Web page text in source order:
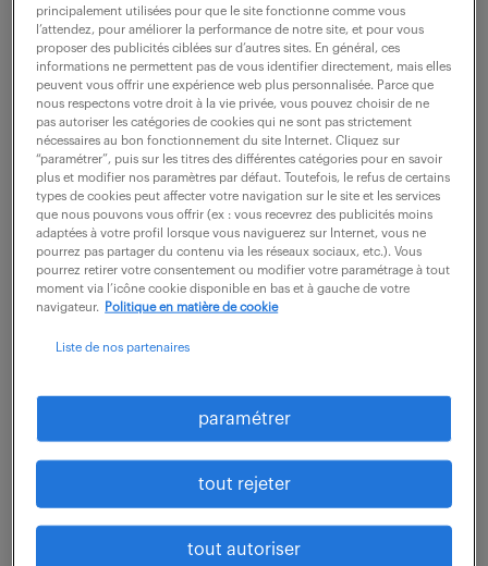
voir l'offre
technico-commercial secteur
centre (f/h)
7 juillet 2026
Blois (41) CDI 45 000 - 50 000 € / an
Votre Mission : Développer, Conseiller, Conquérir
développement commercial de votre secteur...
principalement utilisées pour que le site fonctionne comme vous
l’attendez, pour améliorer la performance de notre site, et pour vous
proposer des publicités ciblées sur d’autres sites. En général, ces
informations ne permettent pas de vous identifier directement, mais elles
peuvent vous offrir une expérience web plus personnalisée. Parce que
nous respectons votre droit à la vie privée, vous pouvez choisir de ne
pas autoriser les catégories de cookies qui ne sont pas strictement
nécessaires au bon fonctionnement du site Internet. Cliquez sur
“paramétrer”, puis sur les titres des différentes catégories pour en savoir
plus et modifier nos paramètres par défaut. Toutefois, le refus de certains
types de cookies peut affecter votre navigation sur le site et les services
que nous pouvons vous offrir (ex : vous recevrez des publicités moins
adaptées à votre profil lorsque vous naviguerez sur Internet, vous ne
pourrez pas partager du contenu via les réseaux sociaux, etc.). Vous
pourrez retirer votre consentement ou modifier votre paramétrage à tout
moment via l’icône cookie disponible en bas et à gauche de votre
navigateur.
Politique en matière de cookie
Liste de nos partenaires
paramétrer
tout rejeter
tout autoriser